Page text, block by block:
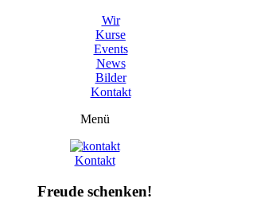
Wir
Kurse
Events
News
Bilder
Kontakt
Menü
Kontakt
Freude schenken!